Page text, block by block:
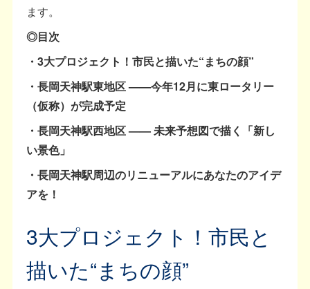
ます。
◎目次
・3大プロジェクト！市民と描いた“まちの顔”
・長岡天神駅東地区 ——今年12月に東ロータリー
（仮称）が完成予定
・長岡天神駅西地区 —— 未来予想図で描く「新し
い景色」
・長岡天神駅周辺のリニューアルにあなたのアイデ
アを！
3大プロジェクト！市民と
描いた“まちの顔”